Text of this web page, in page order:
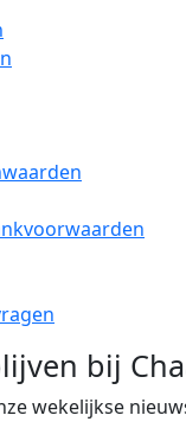
bij
wekelijkse